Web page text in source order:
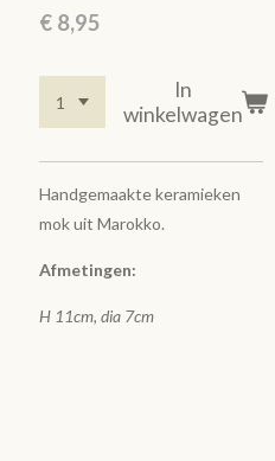
€ 8,95
In
winkelwagen
Handgemaakte keramieken
mok uit Marokko.
Afmetingen:
H 11cm, dia 7cm